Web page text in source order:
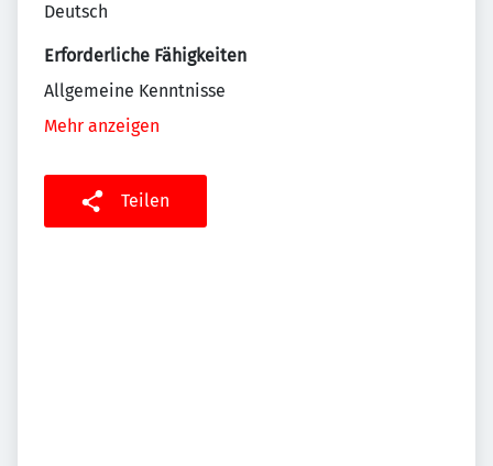
Deutsch
Erforderliche Fähigkeiten
Allgemeine Kenntnisse
Mehr anzeigen
Teilen